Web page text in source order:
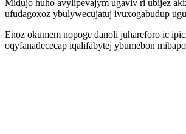
Midujo huho avylipevajym ugaviv ri ubijez
ufudagoxoz ybulywecujatuj ivuxogabudup
Enoz okumem nopoge danoli juhareforo ic
oqyfanadececap iqalifabytej ybumebon